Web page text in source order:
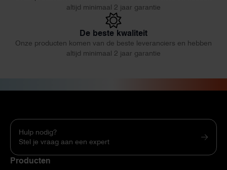
altijd minimaal 2 jaar garantie
De beste kwaliteit
Onze producten komen van de beste leveranciers en hebben
altijd minimaal 2 jaar garantie
Hulp nodig?
Stel je vraag aan een expert
Producten